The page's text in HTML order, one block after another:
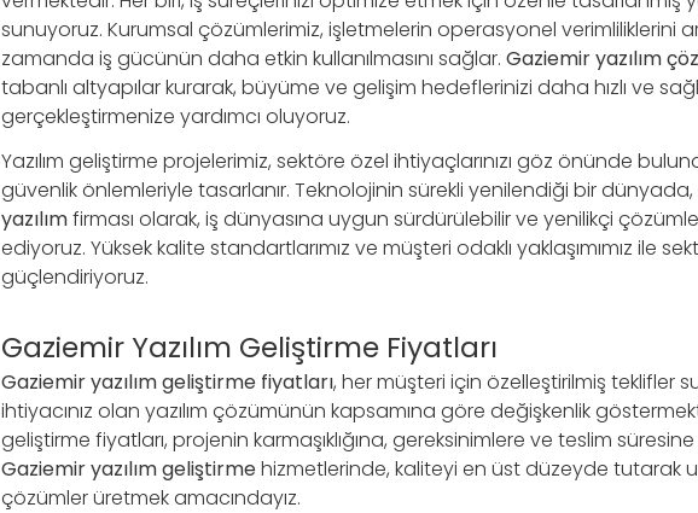
sunuyoruz. Kurumsal çözümlerimiz, işletmelerin operasyonel verimliliklerini
zamanda iş gücünün daha etkin kullanılmasını sağlar. Gaziemir yazılım
tabanlı altyapılar kurarak, büyüme ve gelişim hedeflerinizi daha hızlı ve
gerçekleştirmenize yardımcı oluyoruz.
Yazılım geliştirme projelerimiz, sektöre özel ihtiyaçlarınızı göz önünde
güvenlik önlemleriyle tasarlanır. Teknolojinin sürekli yenilendiği bir dünyada,
yazılımfirması olarak, iş dünyasına uygun sürdürülebilir ve yenilikçi
ediyoruz. Yüksek kalite standartlarımız ve müşteri odaklı yaklaşımımız ile
güçlendiriyoruz.
Gaziemir Yazılım Geliştirme Fiyatları
Gaziemir yazılım geliştirme fiyatları, her müşteri için özelleştirilmiş teklifler
ihtiyacınız olan yazılım çözümünün kapsamına göre değişkenlik
geliştirme fiyatları, projenin karmaşıklığına, gereksinimlere ve teslim
Gaziemir yazılım geliştirmehizmetlerinde, kaliteyi en üst düzeyde tutarak
çözümler üretmek amacındayız.